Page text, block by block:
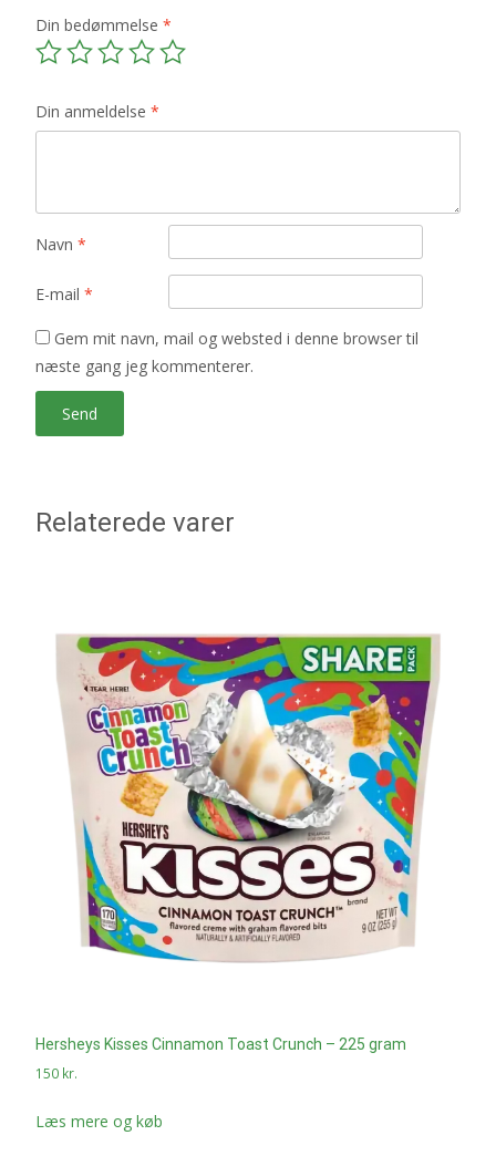
Din bedømmelse *
Din anmeldelse *
Navn *
E-mail *
Gem mit navn, mail og websted i denne browser til
næste gang jeg kommenterer.
Relaterede varer
Hersheys Kisses Cinnamon Toast Crunch – 225 gram
150 kr.
Læs mere og køb